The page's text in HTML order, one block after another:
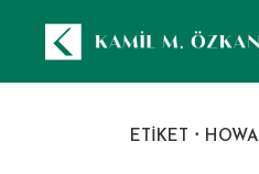
ETIKET